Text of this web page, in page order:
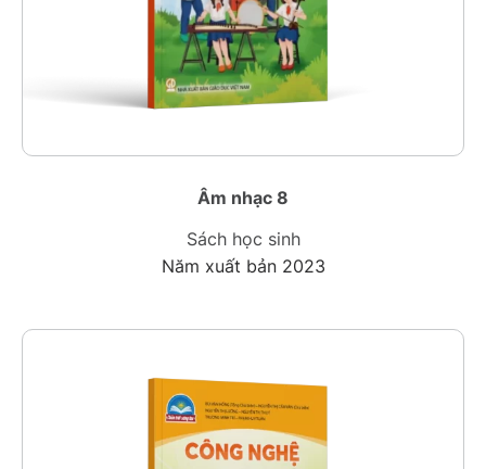
Âm nhạc 8
Sách học sinh
Năm xuất bản 2023